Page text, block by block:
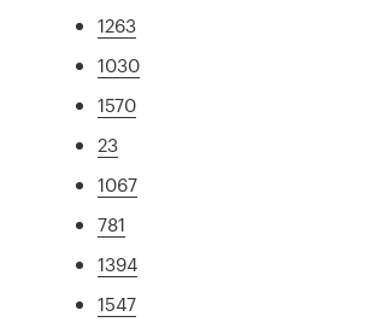
1263
1030
1570
23
1067
781
1394
1547